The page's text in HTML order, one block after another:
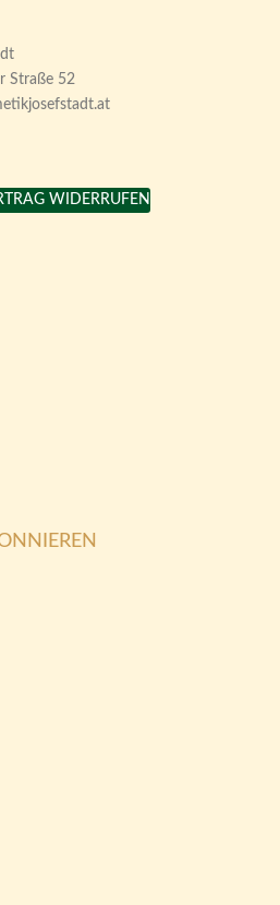
Straße 52
WIDERRUFEN